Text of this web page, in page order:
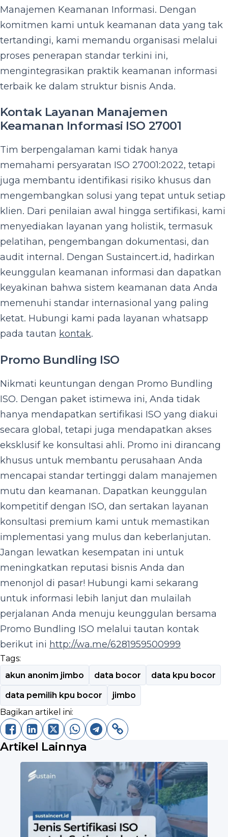
Manajemen Keamanan Informasi. Dengan
komitmen kami untuk keamanan data yang tak
tertandingi, kami memandu organisasi melalui
proses penerapan standar terkini ini,
mengintegrasikan praktik keamanan informasi
terbaik ke dalam struktur bisnis Anda.
Kontak Layanan Manajemen
Keamanan Informasi ISO 27001
Tim berpengalaman kami tidak hanya
memahami persyaratan ISO 27001:2022, tetapi
juga membantu identifikasi risiko khusus dan
mengembangkan solusi yang tepat untuk setiap
klien. Dari penilaian awal hingga sertifikasi, kami
menyediakan layanan yang holistik, termasuk
pelatihan, pengembangan dokumentasi, dan
audit internal. Dengan Sustaincert.id, hadirkan
keunggulan keamanan informasi dan dapatkan
keyakinan bahwa sistem keamanan data Anda
memenuhi standar internasional yang paling
ketat. Hubungi kami pada layanan whatsapp
pada tautan kontak.
Promo Bundling ISO
Nikmati keuntungan dengan Promo Bundling
ISO. Dengan paket istimewa ini, Anda tidak
hanya mendapatkan sertifikasi ISO yang diakui
secara global, tetapi juga mendapatkan akses
eksklusif ke konsultasi ahli. Promo ini dirancang
khusus untuk membantu perusahaan Anda
mencapai standar tertinggi dalam manajemen
mutu dan keamanan. Dapatkan keunggulan
kompetitif dengan ISO, dan sertakan layanan
konsultasi premium kami untuk memastikan
implementasi yang mulus dan keberlanjutan.
Jangan lewatkan kesempatan ini untuk
meningkatkan reputasi bisnis Anda dan
menonjol di pasar! Hubungi kami sekarang
untuk informasi lebih lanjut dan mulailah
perjalanan Anda menuju keunggulan bersama
Promo Bundling ISO melalui tautan kontak
berikut ini http://wa.me/6281959500999
Tags:
akun anonim jimbo
data bocor data kpu bocor
data pemilih kpu bocor
jimbo
Bagikan artikel ini:
Artikel Lainnya